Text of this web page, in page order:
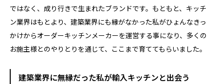
ではなく、成り行きで生まれたブランドです。もともと、キッチ
ン業界はもとより、建築業界にも縁がなかった私がひょんなきっ
かけからオーダーキッチンメーカーを運営する事になり、多くの
お施主様とのやりとりを通じて、ここまで育ててもらいました。
建築業界に無縁だった私が輸入キッチンと出会う